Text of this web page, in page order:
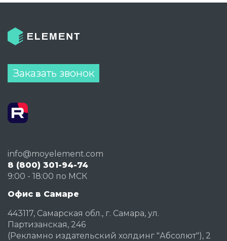
Заказать звонок
info@moyelement.com
8 (800) 301-94-74
9:00 - 18:00 по МСК
Офис в Самаре
443117, Самарская обл., г. Самара, ул.
Партизанская, 246
(Рекламно издательский холдинг "Абсолют"), 2